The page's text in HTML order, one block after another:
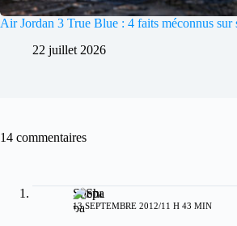
Air Jordan 3 True Blue : 4 faits méconnus sur
22 juillet 2026
14 commentaires
Shepa
13 SEPTEMBRE 2012/11 H 43 MIN